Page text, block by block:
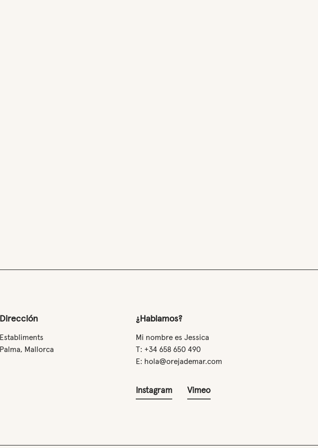
Dirección
Establiments
Palma, Mallorca
¿Hablamos?
Mi nombre es Jessica
T: +34 658 650 490
E: hola@orejademar.com
Instagram Vimeo